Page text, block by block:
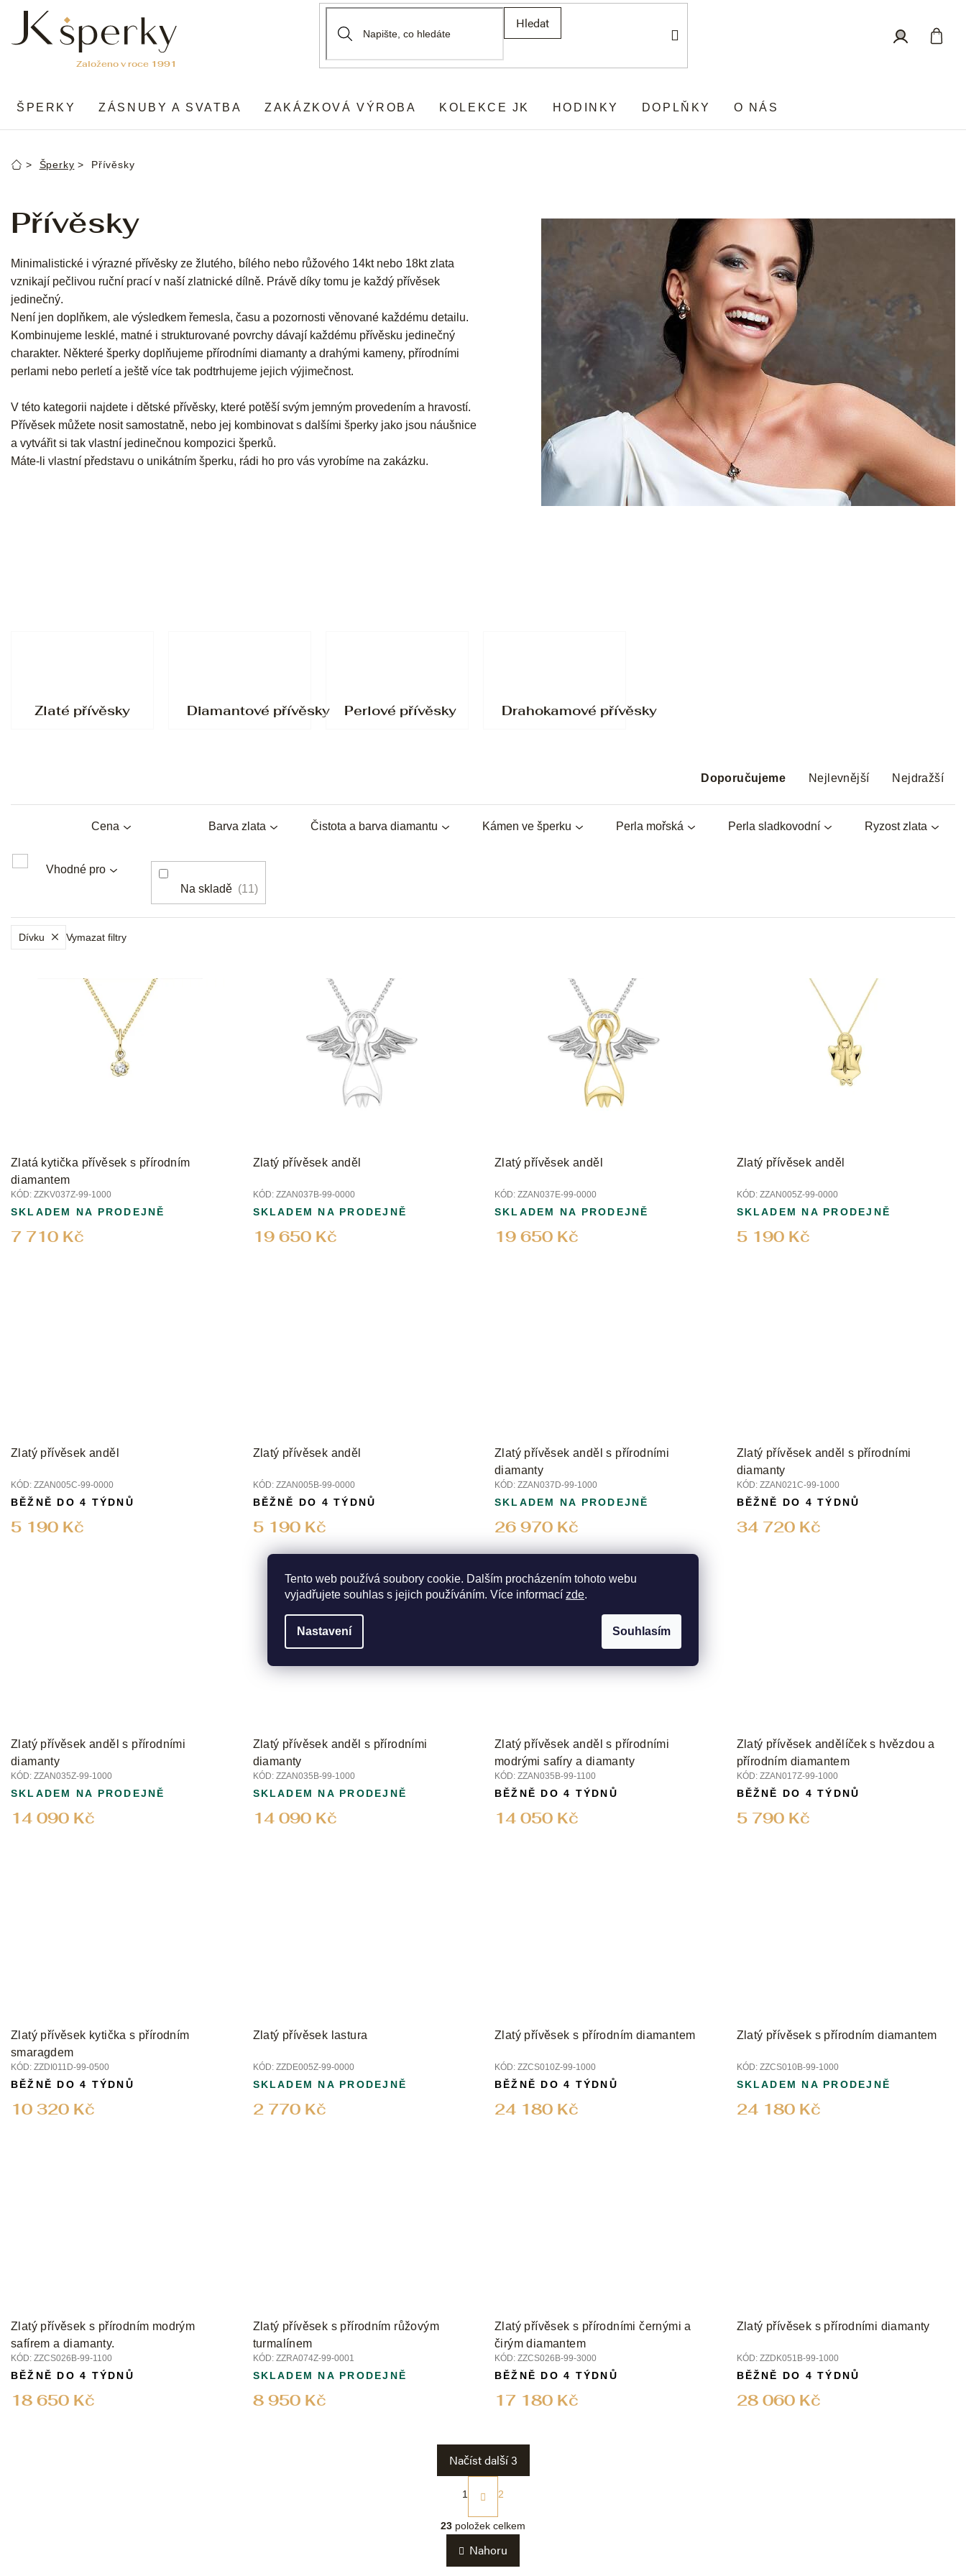
Tento web používá soubory cookie. Dalším procházením tohoto webu
vyjadřujete souhlas s jejich používáním. Více informací zde.
Nastavení Souhlasím
obsah
Hledat
ŠPERKY ZÁSNUBY A SVATBA ZAKÁZKOVÁ VÝROBA KOLEKCE JK HODINKY DOPLŇKY O NÁS
DomůŠperky Přívěsky
Přívěsky
Minimalistické i výrazné přívěsky ze žlutého, bílého nebo růžového 14kt nebo 18kt zlata
vznikají pečlivou ruční prací v naší zlatnické dílně. Právě díky tomu je každý přívěsek
jedinečný.
Není jen doplňkem, ale výsledkem řemesla, času a pozornosti věnované každému detailu.
Kombinujeme lesklé, matné i strukturované povrchy dávají každému přívěsku jedinečný
charakter. Některé šperky doplňujeme přírodními diamanty a drahými kameny, přírodními
perlami nebo perletí a ještě více tak podtrhujeme jejich výjimečnost.
V této kategorii najdete i dětské přívěsky, které potěší svým jemným provedením a hravostí.
Přívěsek můžete nosit samostatně, nebo jej kombinovat s dalšími šperky jako jsou náušnice
a vytvářit si tak vlastní jedinečnou kompozici šperků.
Máte-li vlastní představu o unikátním šperku, rádi ho pro vás vyrobíme na zakázku.
Zlaté přívěsky Diamantové přívěsky Perlové přívěsky Drahokamové přívěsky
z
n
d
Doporučujeme Nejlevnější Nejdražší
Barva zlata Čistota a barva diamantu Kámen ve šperku Perla mořská Perla sladkovodní Ryzost zlata
Vhodné pro
Cena
Na skladě 11
Dívku Vymazat filtry
t
ů
Zlatá kytička přívěsek s přírodním
diamantem
KÓD: ZZKV037Z-99-1000
7 710 Kč
SKLADEM NA PRODEJNĚ
Zlatý přívěsek anděl
KÓD: ZZAN037B-99-0000
19 650 Kč
SKLADEM NA PRODEJNĚ
Zlatý přívěsek anděl
KÓD: ZZAN037E-99-0000
19 650 Kč
SKLADEM NA PRODEJNĚ
Zlatý přívěsek anděl
KÓD: ZZAN005Z-99-0000
5 190 Kč
SKLADEM NA PRODEJNĚ
Zlatý přívěsek anděl
KÓD: ZZAN005C-99-0000
5 190 Kč
BĚŽNĚ DO 4 TÝDNŮ
Zlatý přívěsek anděl
KÓD: ZZAN005B-99-0000
5 190 Kč
BĚŽNĚ DO 4 TÝDNŮ
Zlatý přívěsek anděl s přírodními
diamanty
KÓD: ZZAN037D-99-1000
26 970 Kč
SKLADEM NA PRODEJNĚ
Zlatý přívěsek anděl s přírodními
diamanty
KÓD: ZZAN021C-99-1000
34 720 Kč
BĚŽNĚ DO 4 TÝDNŮ
Zlatý přívěsek anděl s přírodními
diamanty
KÓD: ZZAN035Z-99-1000
14 090 Kč
SKLADEM NA PRODEJNĚ
Zlatý přívěsek anděl s přírodními
diamanty
KÓD: ZZAN035B-99-1000
14 090 Kč
SKLADEM NA PRODEJNĚ
Zlatý přívěsek anděl s přírodními
modrými safíry a diamanty
KÓD: ZZAN035B-99-1100
14 050 Kč
BĚŽNĚ DO 4 TÝDNŮ
Zlatý přívěsek andělíček s hvězdou a
přírodním diamantem
KÓD: ZZAN017Z-99-1000
5 790 Kč
BĚŽNĚ DO 4 TÝDNŮ
Zlatý přívěsek kytička s přírodním
smaragdem
KÓD: ZZDI011D-99-0500
10 320 Kč
BĚŽNĚ DO 4 TÝDNŮ
Zlatý přívěsek lastura
KÓD: ZZDE005Z-99-0000
2 770 Kč
SKLADEM NA PRODEJNĚ
Zlatý přívěsek s přírodním diamantem
KÓD: ZZCS010Z-99-1000
24 180 Kč
BĚŽNĚ DO 4 TÝDNŮ
Zlatý přívěsek s přírodním diamantem
KÓD: ZZCS010B-99-1000
24 180 Kč
SKLADEM NA PRODEJNĚ
Zlatý přívěsek s přírodním modrým
safírem a diamanty.
KÓD: ZZCS026B-99-1100
18 650 Kč
BĚŽNĚ DO 4 TÝDNŮ
Zlatý přívěsek s přírodním růžovým
turmalínem
KÓD: ZZRA074Z-99-0001
8 950 Kč
SKLADEM NA PRODEJNĚ
Zlatý přívěsek s přírodními černými a
čirým diamantem
KÓD: ZZCS026B-99-3000
17 180 Kč
BĚŽNĚ DO 4 TÝDNŮ
Zlatý přívěsek s přírodními diamanty
KÓD: ZZDK051B-99-1000
28 060 Kč
BĚŽNĚ DO 4 TÝDNŮ
O
v
l
á
d
Načíst další 3
S
t
á
n
k
o
v
1 2
23 položek celkem
Nahoru